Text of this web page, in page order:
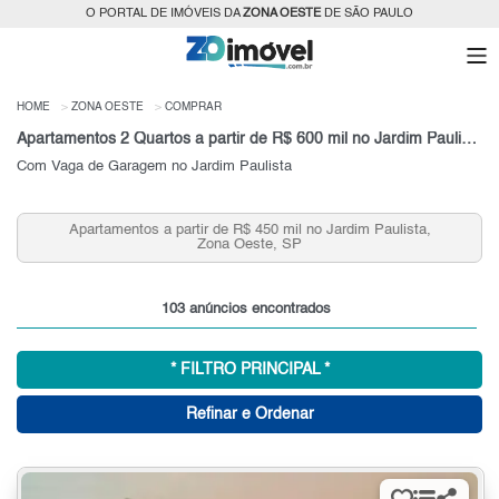
O PORTAL DE IMÓVEIS DAZONA OESTEDE SÃO PAULO
HOME ZONA OESTE COMPRAR
Apartamentos 2 Quartos a partir de R$ 600 mil no Jardim Paulista, Zona Oeste, SP
Com Vaga de Garagem no Jardim Paulista
Apartamentos a partir de R$ 450 mil no Jardim Paulista,
Zona Oeste, SP
103 anúncios encontrados
* FILTRO PRINCIPAL *
Refinar e Ordenar